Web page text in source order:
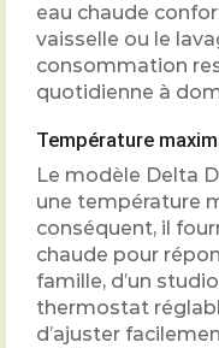
eau chaude
vaisselle ou le
consommation
quotidienne à
Température
Le modèle Delta
une température
conséquent, il
chaude pour
famille, d’un
thermostat
d’ajuster